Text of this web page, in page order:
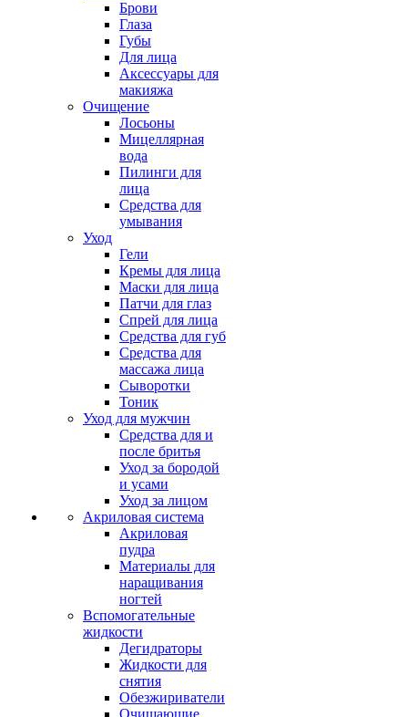
Брови
Глаза
Губы
Для лица
Аксессуары для
макияжа
Очищение
Лосьоны
Мицеллярная
вода
Пилинги для
лица
Средства для
умывания
Уход
Гели
Кремы для лица
Маски для лица
Патчи для глаз
Спрей для лица
Средства для губ
Средства для
массажа лица
Сыворотки
Тоник
Уход для мужчин
Средства для и
после бритья
Уход за бородой
и усами
Уход за лицом
Акриловая система
Акриловая
пудра
Материалы для
наращивания
ногтей
Вспомогательные
жидкости
Дегидраторы
Жидкости для
снятия
Обезжириватели
Очищающие